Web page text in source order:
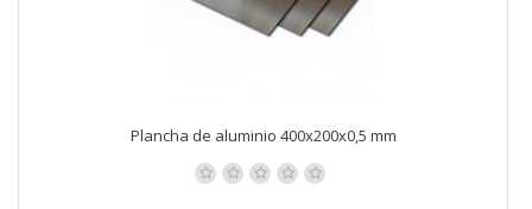
Plancha de aluminio 400x200x0,5 mm